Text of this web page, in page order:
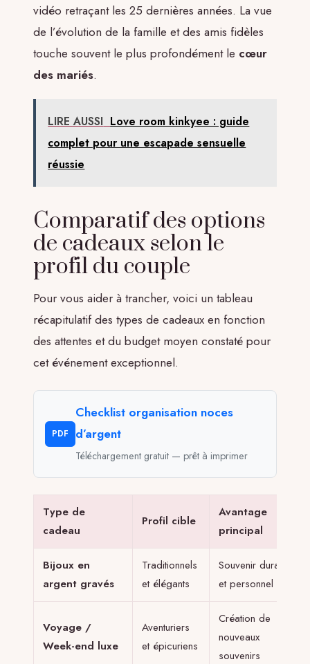
vidéo retraçant les 25 dernières années. La vue
de l’évolution de la famille et des amis fidèles
touche souvent le plus profondément le cœur
des mariés.
LIRE AUSSI Love room kinkyee : guide
complet pour une escapade sensuelle
réussie
Comparatif des options
de cadeaux selon le
profil du couple
Pour vous aider à trancher, voici un tableau
récapitulatif des types de cadeaux en fonction
des attentes et du budget moyen constaté pour
cet événement exceptionnel.
PDF
Checklist organisation noces
d’argent
Téléchargement gratuit — prêt à imprimer
Type de
cadeau
Profil cible
Avantage
principal
Bijoux en
argent gravés
Traditionnels
et élégants
Souvenir durable
et personnel
Voyage /
Week-end luxe
Aventuriers
et épicuriens
Création de
nouveaux
souvenirs